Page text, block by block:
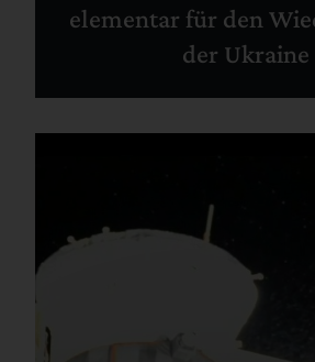
elementar für den
der Ukraine